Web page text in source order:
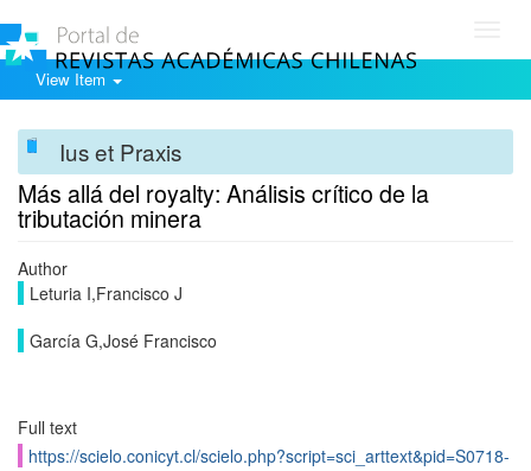
View Item
Ius et Praxis
Más allá del royalty: Análisis crítico de la
tributación minera
Author
Leturia I,Francisco J
García G,José Francisco
Full text
https://scielo.conicyt.cl/scielo.php?script=sci_arttext&pid=S0718-